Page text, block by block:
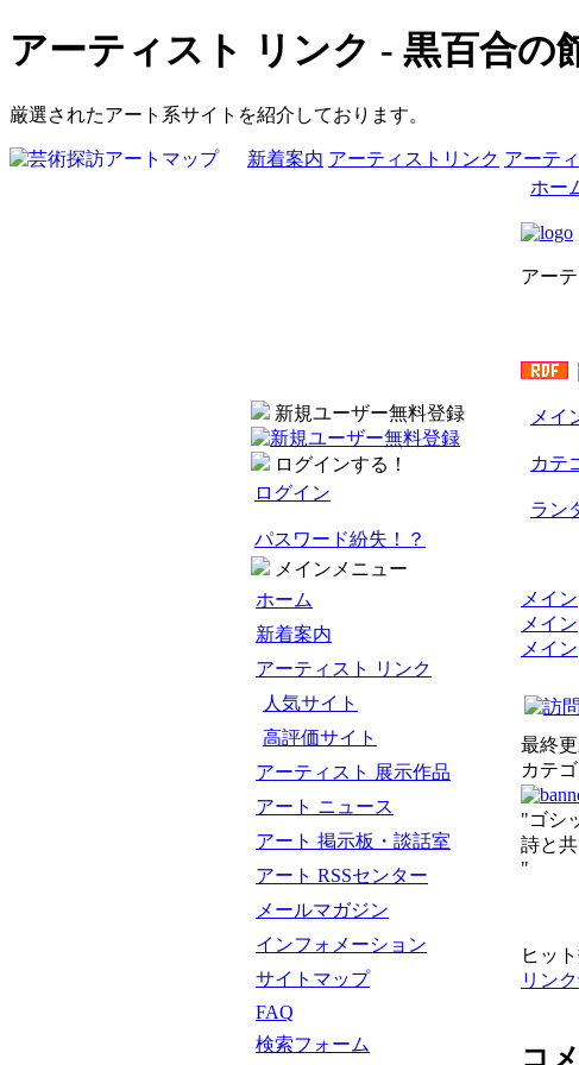
アーティスト リンク - 黒百合の
厳選されたアート系サイトを紹介しております。
新着案内 アーティストリンク アーテ
新規ユーザー無料登録
ログインする！
ログイン
パスワード紛失！？
メインメニュー
ホーム
新着案内
アーティスト リンク
人気サイト
高評価サイト
アーティスト 展示作品
アート ニュース
アート 掲示板・談話室
アート RSSセンター
メールマガジン
インフォメーション
サイトマップ
FAQ
検索フォーム
ホー
アー
メイ
カテ
ラン
メイン
メイン
メイン
最終更
カテゴ
"ゴシ
詩と
"
ヒッ
リン
コ